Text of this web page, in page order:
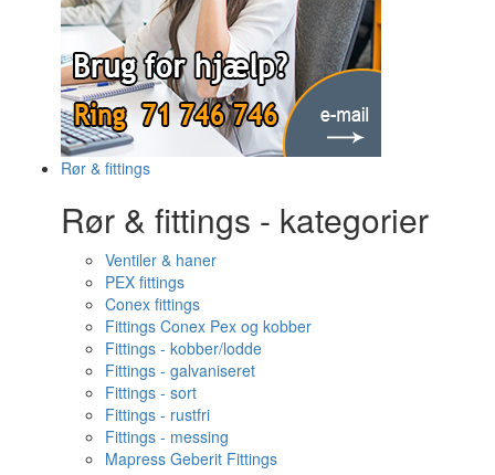
Rør & fittings
Rør & fittings - kategorier
Ventiler & haner
PEX fittings
Conex fittings
Fittings Conex Pex og kobber
Fittings - kobber/lodde
Fittings - galvaniseret
Fittings - sort
Fittings - rustfri
Fittings - messing
Mapress Geberit Fittings